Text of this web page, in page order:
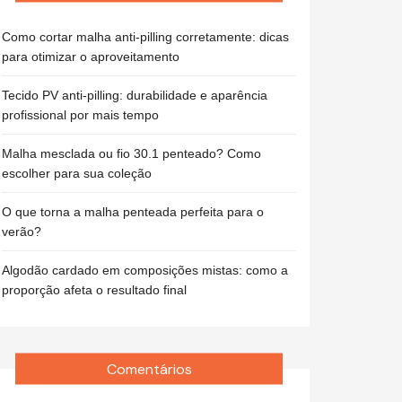
Como cortar malha anti-pilling corretamente: dicas
para otimizar o aproveitamento
Tecido PV anti-pilling: durabilidade e aparência
profissional por mais tempo
Malha mesclada ou fio 30.1 penteado? Como
escolher para sua coleção
O que torna a malha penteada perfeita para o
verão?
Algodão cardado em composições mistas: como a
proporção afeta o resultado final
Comentários